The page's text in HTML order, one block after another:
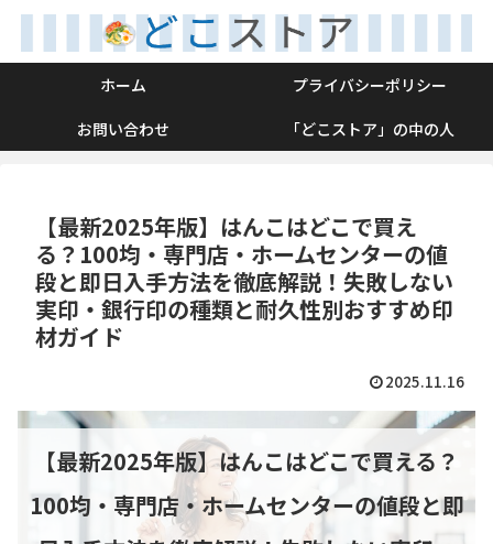
ホーム
プライバシーポリシー
お問い合わせ
「どこストア」の中の人
【最新2025年版】はんこはどこで買え
る？100均・専門店・ホームセンターの値
段と即日入手方法を徹底解説！失敗しない
実印・銀行印の種類と耐久性別おすすめ印
材ガイド
2025.11.16
【最新2025年版】はんこはどこで買える？
100均・専門店・ホームセンターの値段と即